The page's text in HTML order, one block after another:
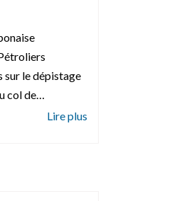
sur le dépistage
col de…